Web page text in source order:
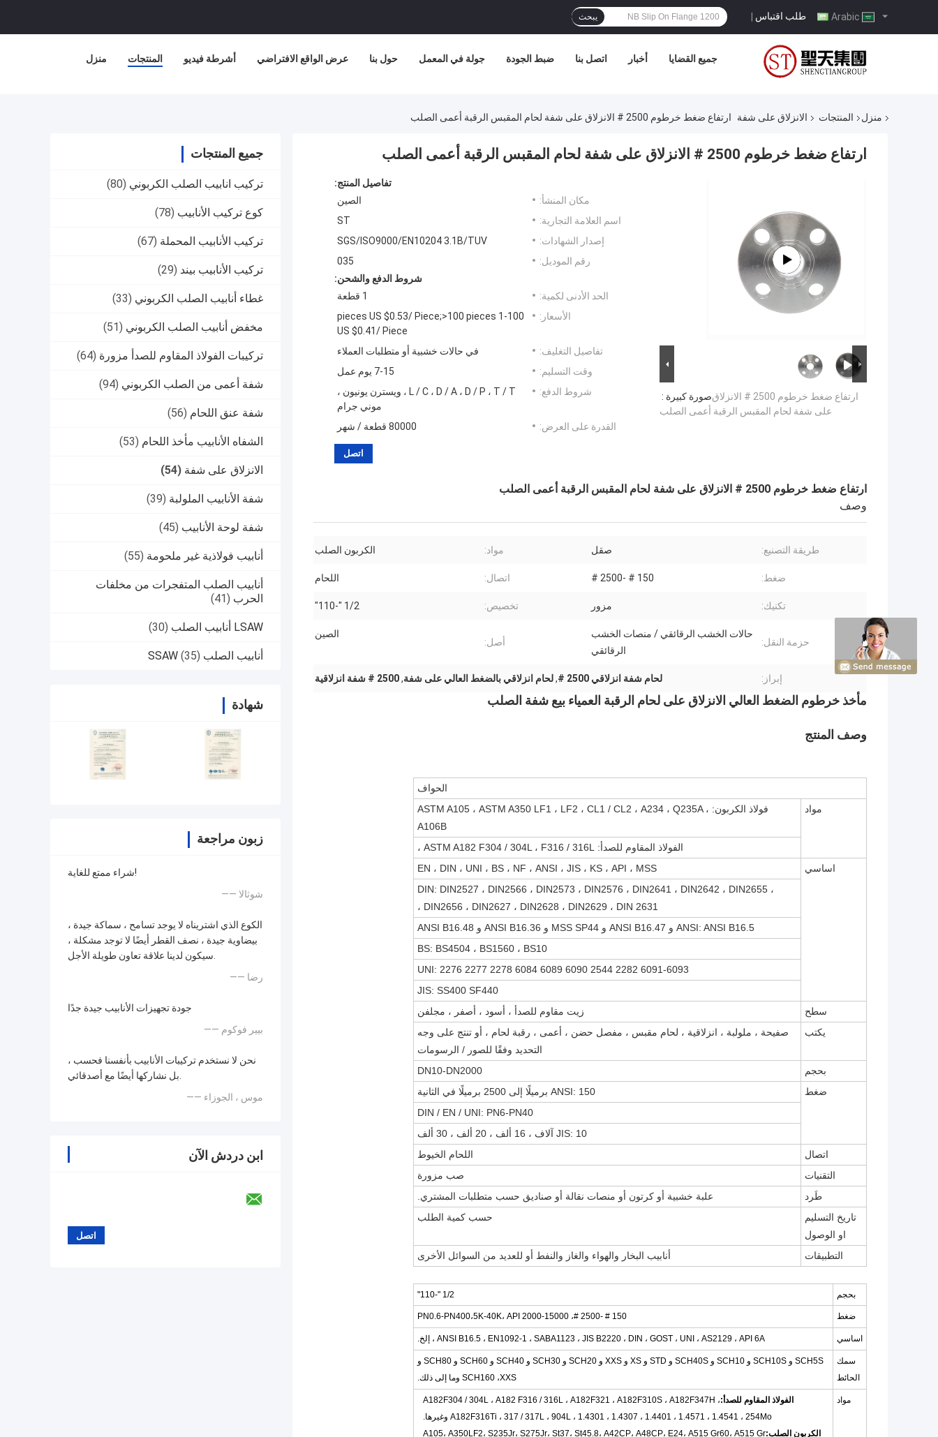
طلب اقتباس | يبحث
منزل المنتجات أشرطة فيديو عرض الواقع الافتراضي حول بنا جولة في المعمل ضبط الجودة اتصل بنا أخبار جميع القضايا
منزل المنتجات الانزلاق على شفة ارتفاع ضغط خرطوم 2500 # الانزلاق على شفة لحام المقبس الرقبة أعمى الصلب
جميع المنتجات
تركيب انابيب الصلب الكربوني (80)
كوع تركيب الأنابيب (78)
تركيب الأنابيب المحملة (67)
تركيب الأنابيب بيند (29)
غطاء أنابيب الصلب الكربوني (33)
مخفض أنابيب الصلب الكربوني (51)
تركيبات الفولاذ المقاوم للصدأ مزورة (64)
شفة أعمى من الصلب الكربوني (94)
شفة عنق اللحام (56)
الشفاه الأنابيب مأخذ اللحام (53)
الانزلاق على شفة (54)
شفة الأنابيب الملولبة (39)
شفة لوحة الأنابيب (45)
أنابيب فولاذية غير ملحومة (55)
أنابيب الصلب المتفجرات من مخلفات
الحرب (41)
LSAW أنابيب الصلب (30)
أنابيب الصلب SSAW (35)
شهادة
زبون مراجعة
شراء ممتع للغاية!
—— شوثالا
الكوع الذي اشتريناه لا يوجد تسامح ، سماكة جيدة ،
بيضاوية جيدة ، نصف القطر أيضًا لا توجد مشكلة ،
سيكون لدينا علاقة تعاون طويلة الأجل.
—— رضا
جودة تجهيزات الأنابيب جيدة جدًا
—— بيير فوكوم
نحن لا نستخدم تركيبات الأنابيب بأنفسنا فحسب ،
بل نشاركها أيضًا مع أصدقائي.
—— موس ، الجوزاء
ابن دردش الآن
ارتفاع ضغط خرطوم 2500 # الانزلاق على شفة لحام المقبس الرقبة أعمى الصلب
صورة كبيرة :ارتفاع ضغط خرطوم 2500 # الانزلاق
على شفة لحام المقبس الرقبة أعمى الصلب
تفاصيل المنتج:
مكان المنشأ:
الصين
اسم العلامة التجارية:
ST
إصدار الشهادات:
SGS/ISO9000/EN10204 3.1B/TUV
رقم الموديل:
035
شروط الدفع والشحن:
الحد الأدنى لكمية:
1 قطعة
الأسعار:
1-100 pieces US $0.53/ Piece;>100 pieces
US $0.41/ Piece
تفاصيل التغليف:
في حالات خشبية أو متطلبات العملاء
وقت التسليم:
7-15 يوم عمل
شروط الدفع:
L / C ، D / A ، D / P ، T / T ، ويسترن يونيون ،
موني جرام
القدرة على العرض:
80000 قطعة / شهر
اتصل
ارتفاع ضغط خرطوم 2500 # الانزلاق على شفة لحام المقبس الرقبة أعمى الصلب
وصف
طريقة التصنيع: صقل مواد: الكربون الصلب
ضغط: 150 # -2500 # اتصال: اللحام
تكنيك: مزور تخصيص: 1/2 "-110"
حزمة النقل:
حالات الخشب الرقائقي / منصات الخشب
الرقائقي
أصل:
الصين
إبراز: لحام شفة انزلاقي 2500 # ,لحام انزلاقي بالضغط العالي على شفة,2500 # شفة انزلاقية
مأخذ خرطوم الضغط العالي الانزلاق على لحام الرقبة العمياء بيع شفة الصلب
وصف المنتج
الحواف
مواد
فولاذ الكربون: ASTM A105 ، ASTM A350 LF1 ، LF2 ، CL1 / CL2 ، A234 ، Q235A ،
A106B
الفولاذ المقاوم للصدأ: ASTM A182 F304 / 304L ، F316 / 316L ،
اساسي
EN ، DIN ، UNI ، BS ، NF ، ANSI ، JIS ، KS ، API ، MSS
DIN: DIN2527 ، DIN2566 ، DIN2573 ، DIN2576 ، DIN2641 ، DIN2642 ، DIN2655 ،
DIN2656 ، DIN2627 ، DIN2628 ، DIN2629 ، DIN 2631 ،
ANSI: ANSI B16.5 و ANSI B16.47 و MSS SP44 و ANSI B16.36 و ANSI B16.48
BS: BS4504 ، BS1560 ، BS10
UNI: 2276 2277 2278 6084 6089 6090 2544 2282 6091-6093
JIS: SS400 SF440
سطح
زيت مقاوم للصدأ ، أسود ، أصفر ، مجلفن
يكتب
صفيحة ، ملولبة ، انزلاقية ، لحام مقبس ، مفصل حضن ، أعمى ، رقبة لحام ، أو تنتج على وجه
التحديد وفقًا للصور / الرسومات
بحجم
DN10-DN2000
ضغط
ANSI: 150 برميلًا إلى 2500 برميلًا في الثانية
DIN / EN / UNI: PN6-PN40
JIS: 10 آلاف ، 16 ألف ، 20 ألف ، 30 ألف
اتصال
اللحام الخيوط
التقنيات
صب مزورة
طَرد
علبة خشبية أو كرتون أو منصات نقالة أو صناديق حسب متطلبات المشتري.
تاريخ التسليم
او الوصول
حسب كمية الطلب
التطبيقات أنابيب البخار والهواء والغاز والنفط أو للعديد من السوائل الأخرى
بحجم 1/2 "-110"
ضغط 150 # -2500 #، PN0.6-PN400،5K-40K، API 2000-15000
اساسي ANSI B16.5 ، EN1092-1 ، SABA1123 ، JIS B2220 ، DIN ، GOST ، UNI ، AS2129 ، API 6A ، إلخ.
سمك
الحائط
SCH5S و SCH10S و SCH10 و SCH40S و STD و XS و XXS و SCH20 و SCH30 و SCH40 و SCH60 و SCH80 و
SCH160 ،XXS وما إلى ذلك.
مواد الفولاذ المقاوم للصدأ:A182F304 / 304L ، A182 F316 / 316L ، A182F321 ، A182F310S ، A182F347H ،
A182F316Ti ، 317 / 317L ، 904L ، 1.4301 ، 1.4307 ، 1.4401 ، 1.4571 ، 1.4541 ، 254Mo وغيرها.
الكربون الصلب:A105، A350LF2، S235Jr، S275Jr، St37، St45.8، A42CP، A48CP، E24، A515 Gr60، A515 Gr